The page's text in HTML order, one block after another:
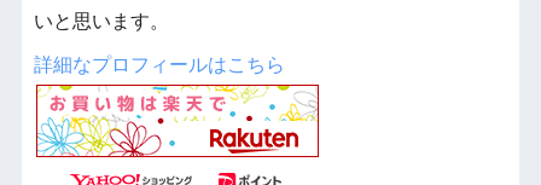
いと思います。
詳細なプロフィールはこちら